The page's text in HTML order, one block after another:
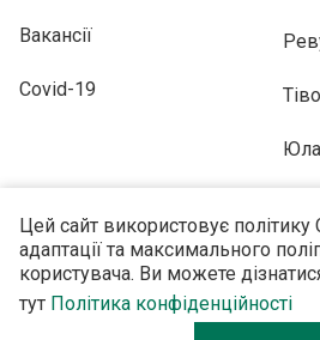
Цей сайт використовує
адаптації та максимального
користувача. Ви можете
тут Політика конфіденційності
Вакансії
Covid-19
ПІДПИСУЙТЕСЬ НА НАС